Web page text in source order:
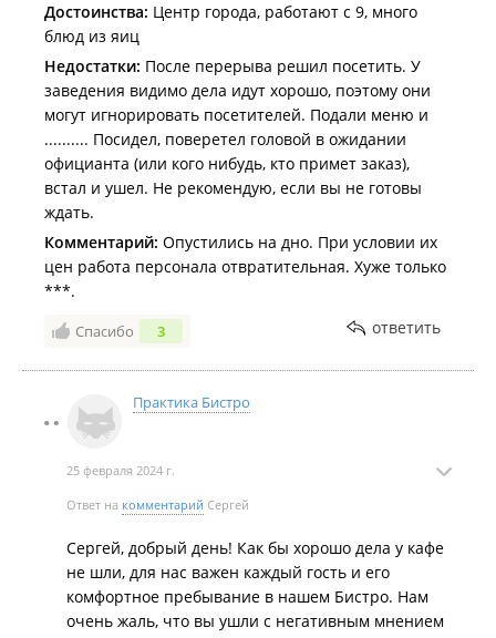
Достоинства: Центр города, работают с 9, много
блюд из яиц
Недостатки: После перерыва решил посетить. У
заведения видимо дела идут хорошо, поэтому они
могут игнорировать посетителей. Подали меню и
.......... Посидел, поверетел головой в ожидании
официанта (или кого нибудь, кто примет заказ),
встал и ушел. Не рекомендую, если вы не готовы
ждать.
Комментарий: Опустились на дно. При условии их
цен работа персонала отвратительная. Хуже только
***.
Спасибо 3 ответить
Практика Бистро
25 февраля 2024 г.
Ответ на комментарий Сергей
Сергей, добрый день! Как бы хорошо дела у кафе
не шли, для нас важен каждый гость и его
комфортное пребывание в нашем Бистро. Нам
очень жаль, что вы ушли с негативным мнением